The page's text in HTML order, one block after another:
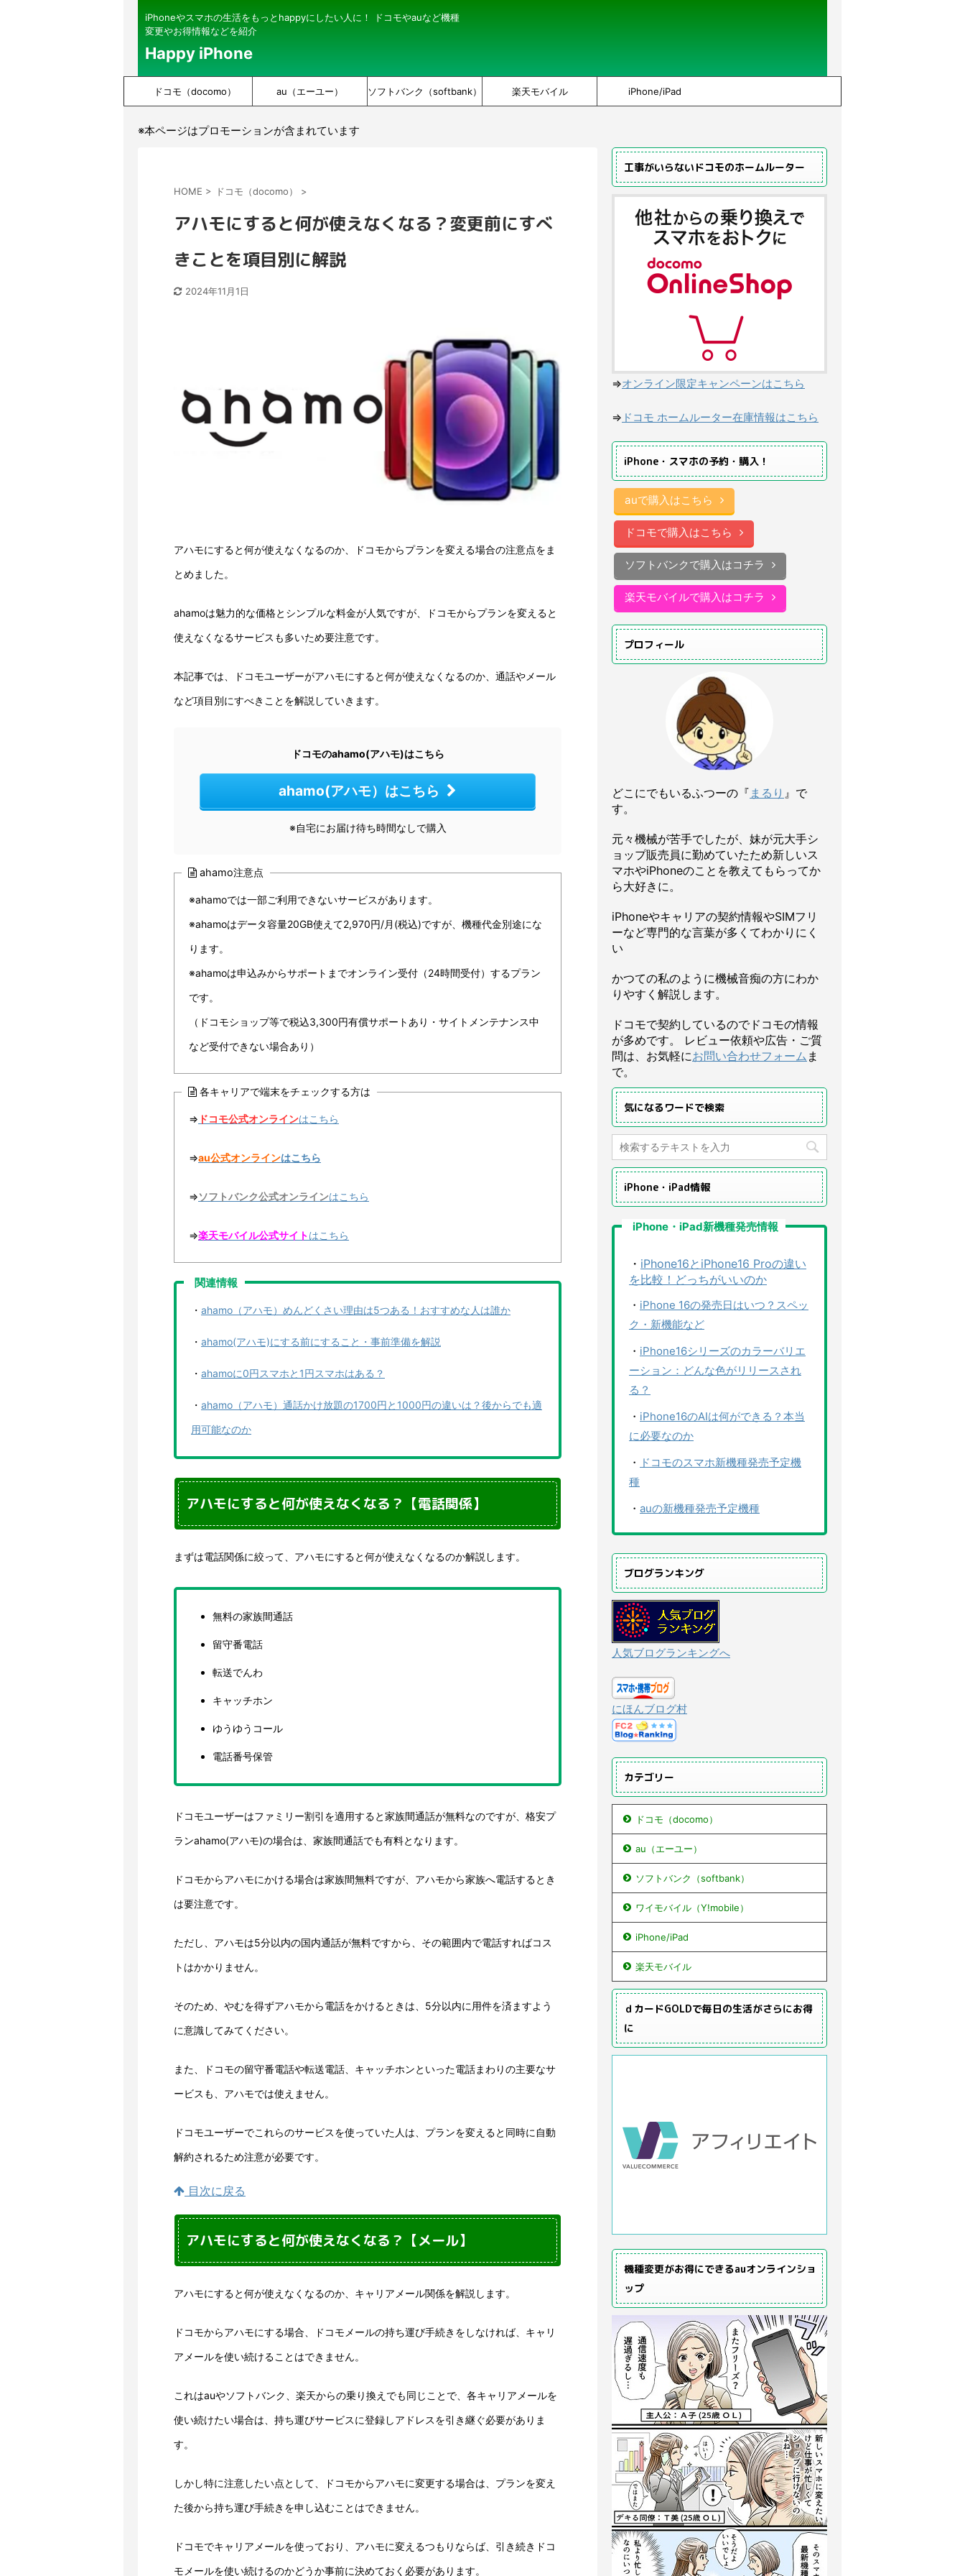
iPhoneやスマホの生活をもっとhappyにしたい人に！ ドコモやauなど機種
変更やお得情報などを紹介
Happy iPhone
ドコモ（docomo） au（エーユー） ソフトバンク（softbank） 楽天モバイル iPhone/iPad
※本ページはプロモーションが含まれています
HOME > ドコモ（docomo） >
アハモにすると何が使えなくなる？変更前にすべ
きことを項目別に解説
2024年11月1日
アハモにすると何が使えなくなるのか、ドコモからプランを変える場合の注意点をま
とめました。
ahamoは魅力的な価格とシンプルな料金が人気ですが、ドコモからプランを変えると
使えなくなるサービスも多いため要注意です。
本記事では、ドコモユーザーがアハモにすると何が使えなくなるのか、通話やメール
など項目別にすべきことを解説していきます。
ドコモのahamo(アハモ)はこちら
ahamo(アハモ）はこちら
※自宅にお届け待ち時間なしで購入
ahamo注意点
※ahamoでは⼀部ご利⽤できないサービスがあります。
※ahamoはデータ容量20GB使えて2,970円/⽉(税込)ですが、機種代⾦別途にな
ります。
※ahamoは申込みからサポートまでオンライン受付（24時間受付）するプラン
です。
（ドコモショップ等で税込3,300円有償サポートあり・サイトメンテナンス中
など受付できない場合あり）
各キャリアで端末をチェックする方は
⇒ ドコモ公式オンラインはこちら
⇒au公式オンラインはこちら
⇒ソフトバンク公式オンラインはこちら
⇒楽天モバイル公式サイトはこちら
関連情報
・ ahamo（アハモ）めんどくさい理由は5つある！おすすめな人は誰か
・ ahamo(アハモ)にする前にすること・事前準備を解説
・ ahamoに0円スマホと1円スマホはある？
・ ahamo（アハモ）通話かけ放題の1700円と1000円の違いは？後からでも適
用可能なのか
アハモにすると何が使えなくなる？【電話関係】
まずは電話関係に絞って、アハモにすると何が使えなくなるのか解説します。
無料の家族間通話
留守番電話
転送でんわ
キャッチホン
ゆうゆうコール
電話番号保管
ドコモユーザーはファミリー割引を適用すると家族間通話が無料なのですが、格安プ
ランahamo(アハモ)の場合は、家族間通話でも有料となります。
ドコモからアハモにかける場合は家族間無料ですが、アハモから家族へ電話するとき
は要注意です。
ただし、アハモは5分以内の国内通話が無料ですから、その範囲内で電話すればコス
トはかかりません。
そのため、やむを得ずアハモから電話をかけるときは、5分以内に用件を済ますよう
に意識してみてください。
また、ドコモの留守番電話や転送電話、キャッチホンといった電話まわりの主要なサ
ービスも、アハモでは使えません。
ドコモユーザーでこれらのサービスを使っていた人は、プランを変えると同時に自動
解約されるため注意が必要です。
目次に戻る
アハモにすると何が使えなくなる？【メール】
アハモにすると何が使えなくなるのか、キャリアメール関係を解説します。
ドコモからアハモにする場合、ドコモメールの持ち運び手続きをしなければ、キャリ
アメールを使い続けることはできません。
これはauやソフトバンク、楽天からの乗り換えでも同じことで、各キャリアメールを
使い続けたい場合は、持ち運びサービスに登録しアドレスを引き継ぐ必要がありま
す。
しかし特に注意したい点として、ドコモからアハモに変更する場合は、プランを変え
た後から持ち運び手続きを申し込むことはできません。
ドコモでキャリアメールを使っており、アハモに変えるつもりならば、引き続きドコ
モメールを使い続けるのかどうか事前に決めておく必要があります。
工事がいらないドコモのホームルーター
⇒オンライン限定キャンペーンはこちら
⇒ ドコモ ホームルーター在庫情報はこちら
iPhone・スマホの予約・購入！
auで購入はこちら
ドコモで購入はこちら
ソフトバンクで購入はコチラ
楽天モバイルで購入はコチラ
プロフィール
どこにでもいるふつーの『 まるり 』で
す。
元々機械が苦手でしたが、妹が元大手シ
ョップ販売員に勤めていたため新しいス
マホやiPhoneのことを教えてもらってか
ら大好きに。
iPhoneやキャリアの契約情報やSIMフリ
ーなど専門的な言葉が多くてわかりにく
い
かつての私のように機械音痴の方にわか
りやすく解説します。
ドコモで契約しているのでドコモの情報
が多めです。 レビュー依頼や広告・ご質
問は、お気軽にお問い合わせフォーム ま
で。
気になるワードで検索
iPhone・iPad情報
iPhone・iPad新機種発売情報
・ iPhone16とiPhone16 Proの違い
を比較！どっちがいいのか
・ iPhone 16の発売日はいつ？スペッ
ク・新機能など
・ iPhone16シリーズのカラーバリエ
ーション：どんな色がリリースされ
る？
・ iPhone16のAIは何ができる？本当
に必要なのか
・ ドコモのスマホ新機種発売予定機
種
・ auの新機種発売予定機種
ブログランキング
人気ブログランキングへ
にほんブログ村
カテゴリー
ドコモ（docomo）
au（エーユー）
ソフトバンク（softbank）
ワイモバイル（Y!mobile）
iPhone/iPad
楽天モバイル
ｄカードGOLDで毎日の生活がさらにお得
に
機種変更がお得にできるauオンラインショ
ップ